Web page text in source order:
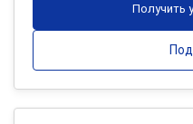
Получить